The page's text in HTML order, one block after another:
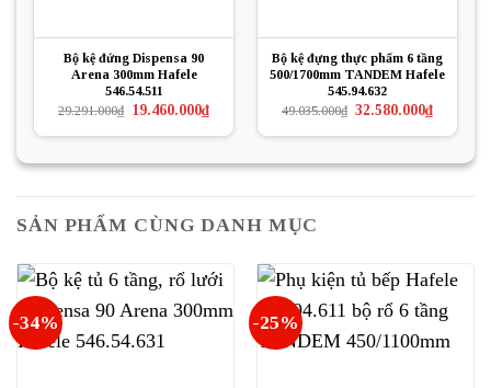
Bộ kệ đứng Dispensa 90
Arena 300mm Hafele
546.54.511
29.291.000₫ Giá
là:
19.460.000₫Giá
hiện
tại
19.460.000₫.
Bộ kệ đựng thực phẩm 6 tầng
500/1700mm TANDEM Hafele
545.94.632
49.035.000₫ Giá
là:
32.580.000₫Giá
hiện
tại
SẢN PHẨM CÙNG DANH MỤC
-34% -25%